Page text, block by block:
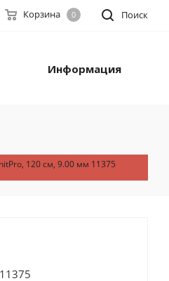
Поиск
Корзина 0
Информация
120 см, 9.00 мм 11375